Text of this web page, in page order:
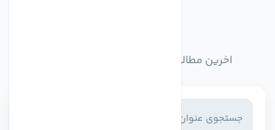
اخرین مطالب وبلاگ را از اینجا مطالعه کنید